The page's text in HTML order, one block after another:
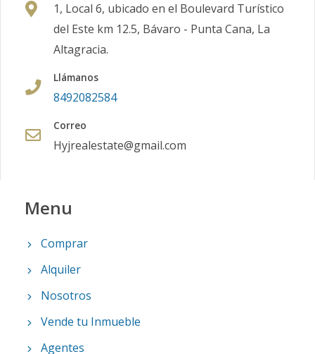
1, Local 6, ubicado en el Boulevard Turístico
del Este km 12.5, Bávaro - Punta Cana, La
Altagracia.
Llámanos
8492082584
Correo
Hyjrealestate@gmail.com
Menu
Comprar
Alquiler
Nosotros
Vende tu Inmueble
Agentes